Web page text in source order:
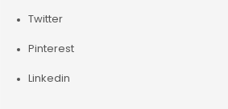
Twitter
Pinterest
Linkedin